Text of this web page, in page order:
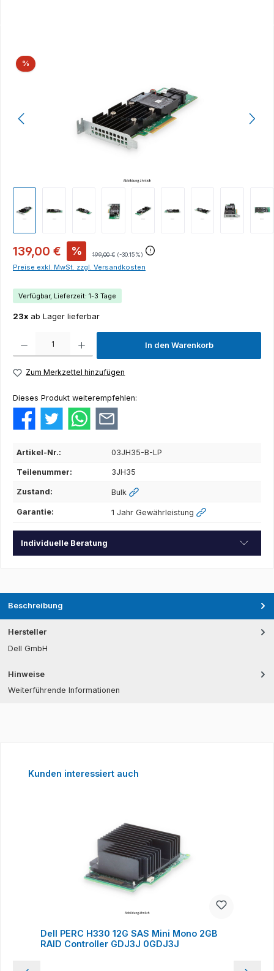
Bildergalerie überspringen
% Rabatt
139,00 € % 199,00 € (-30.15%)
Preise exkl. MwSt. zzgl. Versandkosten
Verfügbar, Lieferzeit: 1-3 Tage
23x ab Lager lieferbar
In den Warenkorb
Zum Merkzettel hinzufügen
Dieses Produkt weiterempfehlen:
Artikel-Nr.: 03JH35-B-LP
Teilenummer: 3JH35
Zustand: Bulk
Garantie: 1 Jahr Gewährleistung
Individuelle Beratung
Beschreibung
Hersteller
Dell GmbH
Hinweise
Weiterführende Informationen
Produktgalerie überspringen
Kunden interessiert auch
Dell PERC H330 12G SAS Mini Mono 2GB
RAID Controller GDJ3J 0GDJ3J